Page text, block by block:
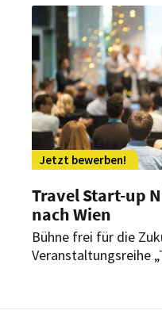
innovative
immer rascher
Hotellerie
gestalterisch und
umgesetzt haben.
Jetzt bewerben!
Travel Start-up
nach Wien
Bühne frei für die
Veranstaltungsreihe